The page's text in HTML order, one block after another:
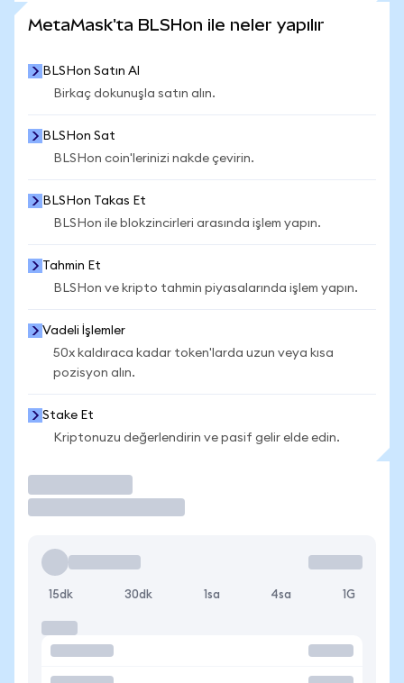
MetaMask'ta BLSHon ile neler yapılır
BLSHon Satın Al
Birkaç dokunuşla satın alın.
BLSHon Sat
BLSHon coin'lerinizi nakde çevirin.
BLSHon Takas Et
BLSHon ile blokzincirleri arasında işlem yapın.
Tahmin Et
BLSHon ve kripto tahmin piyasalarında işlem yapın.
Vadeli İşlemler
50x kaldıraca kadar token'larda uzun veya kısa
pozisyon alın.
Stake Et
Kriptonuzu değerlendirin ve pasif gelir elde edin.
15dk 30dk 1sa 4sa 1G